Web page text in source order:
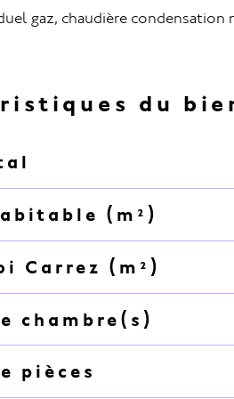
gaz, chaudière condensation
du
Valeurs
(m²)
Carrez (m²)
chambre(s)
pièces